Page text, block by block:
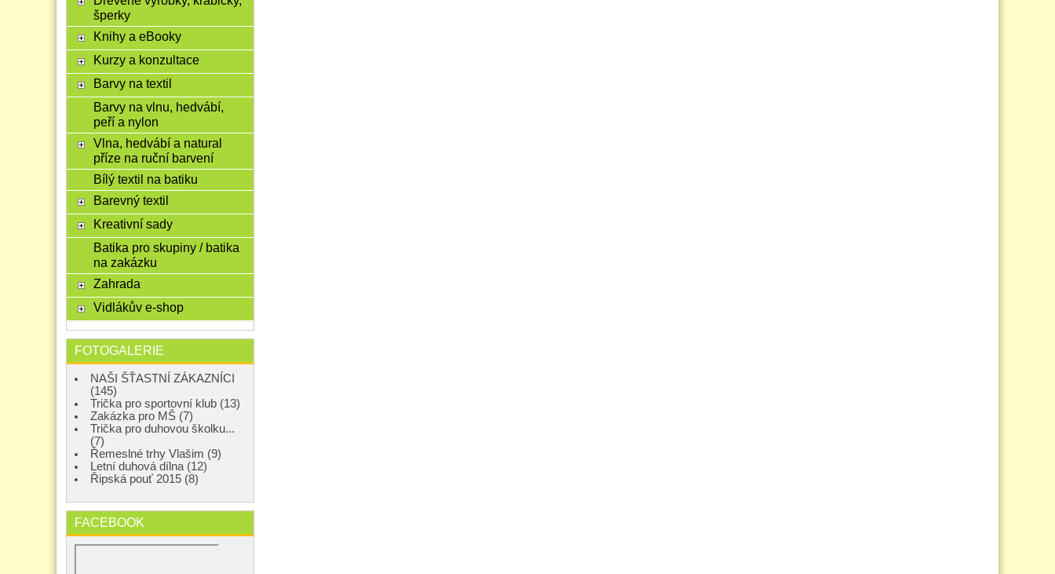
šperky
Knihy a eBooky
Kurzy a konzultace
Barvy na textil
Barvy na vlnu, hedvábí,
peří a nylon
Vlna, hedvábí a natural
příze na ruční barvení
Bílý textil na batiku
Barevný textil
Kreativní sady
Batika pro skupiny / batika
na zakázku
Zahrada
Vidlákův e-shop
FOTOGALERIE
NAŠI ŠŤASTNÍ ZÁKAZNÍCI
(145)
Trička pro sportovní klub (13)
Zakázka pro MŠ (7)
Trička pro duhovou školku...
(7)
Řemeslné trhy Vlašim (9)
Letní duhová dílna (12)
Řipská pouť 2015 (8)
FACEBOOK